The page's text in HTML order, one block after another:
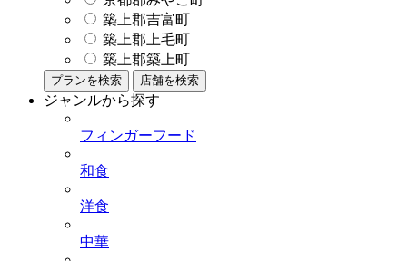
築上郡吉富町
築上郡上毛町
築上郡築上町
プランを検索 店舗を検索
ジャンルから探す
フィンガーフード
和食
洋食
中華